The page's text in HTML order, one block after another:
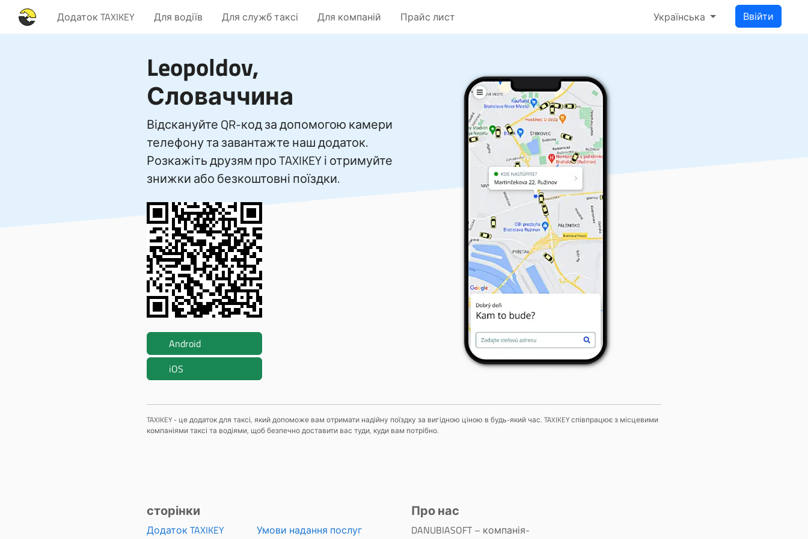
Додаток TAXIKEY Для водіїв Для служб таксі Для компаній Прайс лист Українська Ввійти
Leopoldov,
Словаччина
Відскануйте QR-код за допомогою камери
телефону та завантажте наш додаток.
Розкажіть друзям про TAXIKEY і отримуйте
знижки або безкоштовні поїздки.
Android
iOS
TAXIKEY - це додаток для таксі, який допоможе вам отримати надійну поїздку за вигідною ціною в будь-який час. TAXIKEY співпрацює з місцевими
компаніями таксі та водіями, щоб безпечно доставити вас туди, куди вам потрібно.
сторінки
Додаток TAXIKEY
Умови надання послуг
Про нас
DANUBIASOFT – компанія-